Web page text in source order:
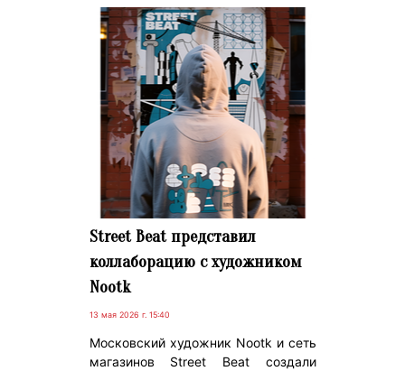
Street Beat представил
коллаборацию с художником
Nootk
13 мая 2026 г. 15:40
Московский художник Nootk и сеть
магазинов Street Beat создали